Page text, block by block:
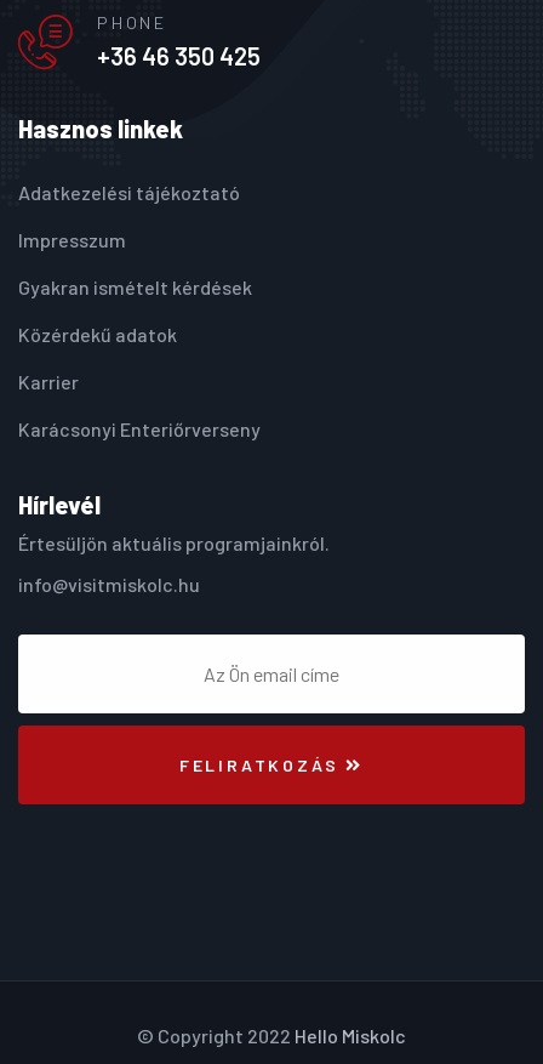
PHONE
+36 46 350 425
Hasznos linkek
Adatkezelési tájékoztató
Impresszum
Gyakran ismételt kérdések
Közérdekű adatok
Karrier
Karácsonyi Enteriőrverseny
Hírlevél
Értesüljön aktuális programjainkról.
info@visitmiskolc.hu
FELIRATKOZÁS
© Copyright 2022 Hello Miskolc